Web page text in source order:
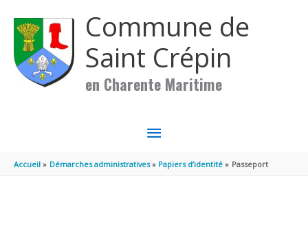
Commune de
Saint Crépin
en Charente Maritime
MENU
PRINCIPAL
Accueil Démarches administratives Papiers d’identité Passeport